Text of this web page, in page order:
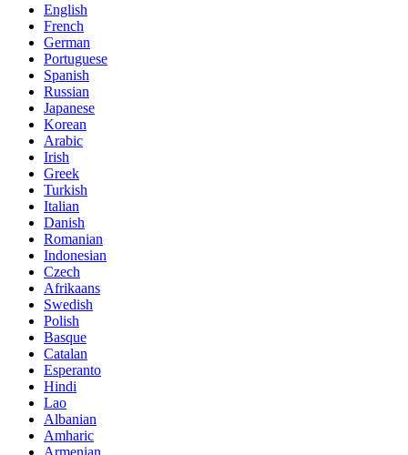
English
French
German
Portuguese
Spanish
Russian
Japanese
Korean
Arabic
Irish
Greek
Turkish
Italian
Danish
Romanian
Indonesian
Czech
Afrikaans
Swedish
Polish
Basque
Catalan
Esperanto
Hindi
Lao
Albanian
Amharic
Armenian